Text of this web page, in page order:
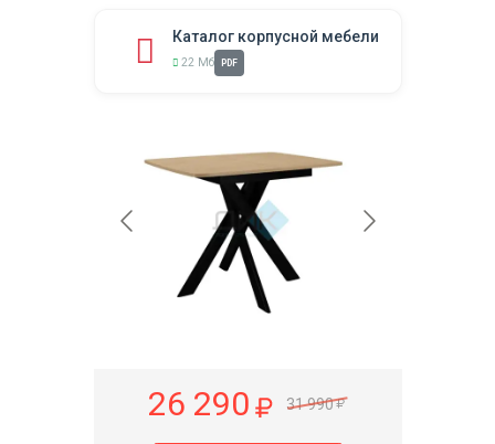
Каталог корпусной мебели
22 Мб PDF
26 290 31 990